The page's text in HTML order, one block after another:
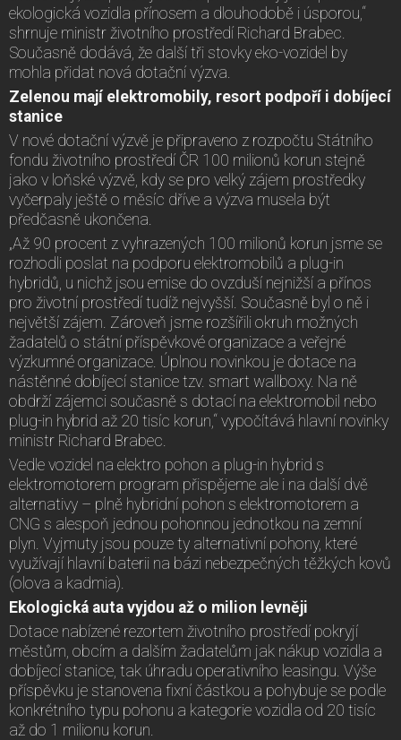
ekologická vozidla přínosem a dlouhodobě i úsporou,“
shrnuje ministr životního prostředí Richard Brabec.
Současně dodává, že další tři stovky eko-vozidel by
mohla přidat nová dotační výzva.
Zelenou mají elektromobily, resort podpoří i dobíjecí
stanice
V nové dotační výzvě je připraveno z rozpočtu Státního
fondu životního prostředí ČR 100 milionů korun stejně
jako v loňské výzvě, kdy se pro velký zájem prostředky
vyčerpaly ještě o měsíc dříve a výzva musela být
předčasně ukončena.
„Až 90 procent z vyhrazených 100 milionů korun jsme se
rozhodli poslat na podporu elektromobilů a plug-in
hybridů, u nichž jsou emise do ovzduší nejnižší a přínos
pro životní prostředí tudíž nejvyšší. Současně byl o ně i
největší zájem. Zároveň jsme rozšířili okruh možných
žadatelů o státní příspěvkové organizace a veřejné
výzkumné organizace. Úplnou novinkou je dotace na
nástěnné dobíjecí stanice tzv. smart wallboxy. Na ně
obdrží zájemci současně s dotací na elektromobil nebo
plug-in hybrid až 20 tisíc korun,“ vypočítává hlavní novinky
ministr Richard Brabec.
Vedle vozidel na elektro pohon a plug-in hybrid s
elektromotorem program přispějeme ale i na další dvě
alternativy – plně hybridní pohon s elektromotorem a
CNG s alespoň jednou pohonnou jednotkou na zemní
plyn. Vyjmuty jsou pouze ty alternativní pohony, které
využívají hlavní baterii na bázi nebezpečných těžkých kovů
(olova a kadmia).
Ekologická auta vyjdou až o milion levněji
Dotace nabízené rezortem životního prostředí pokryjí
městům, obcím a dalším žadatelům jak nákup vozidla a
dobíjecí stanice, tak úhradu operativního leasingu. Výše
příspěvku je stanovena fixní částkou a pohybuje se podle
konkrétního typu pohonu a kategorie vozidla od 20 tisíc
až do 1 milionu korun.